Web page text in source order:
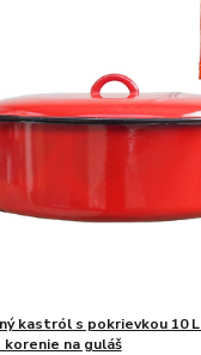
kastról s pokrievkou 10 L
na guláš